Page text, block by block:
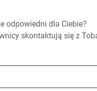
odpowiedni dla Ciebie?
skontaktują się z